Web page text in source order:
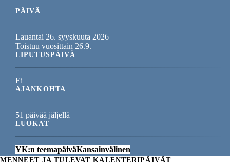
PÄIVÄ
Lauantai 26. syyskuuta 2026
Toistuu vuosittain 26.9.
LIPUTUSPÄIVÄ
Ei
AJANKOHTA
51 päivää jäljellä
LUOKAT
YK:n teemapäiväKansainvälinen
MENNEET JA TULEVAT KALENTERIPÄIVÄT